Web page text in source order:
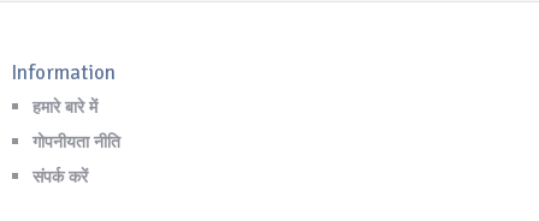
Information
हमारे बारे में
गोपनीयता नीति
संपर्क करें